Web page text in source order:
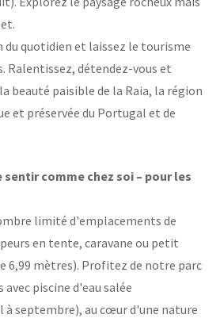
du quotidien et laissez le tourisme
Ralentissez, détendez-vous et
beauté paisible de la Raia, la région
et préservée du Portugal et de
sentir comme chez soi – pour les
limité d'emplacements de
en tente, caravane ou petit
6,99 mètres). Profitez de notre parc
avec piscine d'eau salée
septembre), au cœur d'une nature